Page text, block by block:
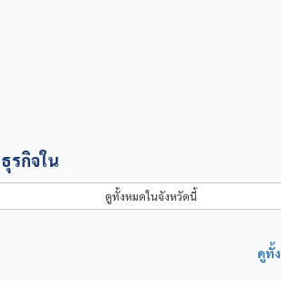
ธุรกิจใน
ดูทั้งหมดในจังหวัดนี้
ดูทั้